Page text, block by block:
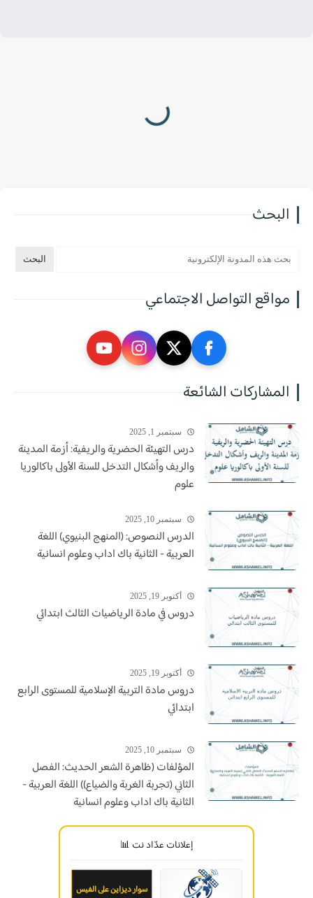
البحث
مواقع التواصل الاجتماعي
المشاركات الشائعة
سبتمبر 1, 2025
درس التهيئة الحضرية والريفية: أزمة المدينة
والريف وأشكال التدخل للسنة الأولى باكالوريا
علوم
سبتمبر 10, 2025
الدرس النصوص: (المنهج البنيوي) اللغة
العربية - الثانية باك اداب وعلوم انسانية
أكتوبر 19, 2025
دروس في مادة الرياضيات الثالث ابتدائي
أكتوبر 19, 2025
دروس مادة التربية الإسلامية للمستوى الرابع
ابتدائي
سبتمبر 10, 2025
المؤلفات (ظاهرة الشعر الحديث: الفصل
الثاني (تجربة الغربة والضياع)) اللغة العربية -
الثانية باك اداب وعلوم انسانية
إعلانات عدّاد نت 📊
سوار ديزاين على الفيس